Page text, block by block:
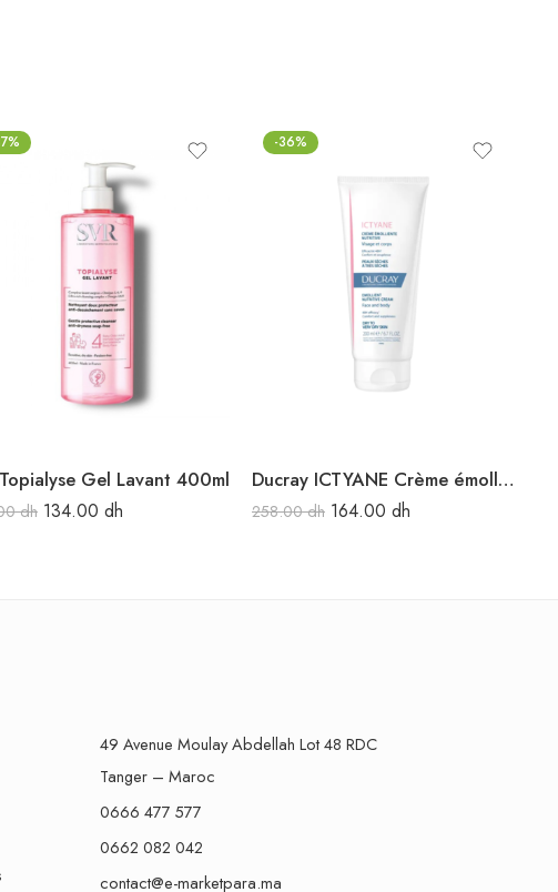
Gel Lavant 400ml
dh 134.00 dh
-36%
Ducray ICTYANE Crème émolliente nutritive visage et corps 200 ml
258.00dh 164.00 dh
49 Avenue Moulay Abdellah Lot 48 RDC
Tanger – Maroc
0666 477 577
0662 082 042
contact@e-marketpara.ma